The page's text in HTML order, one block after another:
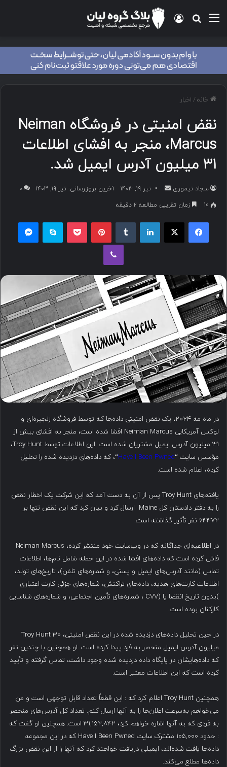
منو جستجو برای
ورود
خانه/ اخبار
نقض امنیتی در فروشگاه Neiman
Marcus، منجر به افشای اطلاعات
۳۱ میلیون آدرس ایمیل شد.
سجاد تیموری
ا
ا
م
تیر ۱۹, ۱۴۰۳ آخرین بروزرسانی: تیر ۱۹, ۱۴۰۳
۰
10
زمان تقریبی مطالعه 2 دقیقه
فیسبوک ایکس لینکداین پینتریست پاکت اسکایپ
وایبر
در ماه مه ۲۰۲۴، یک نقض امنیتی داده‌ها که توسط فروشگاه زنجیره‌ای و
لوکس آمریکایی Neiman Marcus افشا شده است، منجر به افشای بیش از
۳۱ میلیون آدرس ایمیل مشتریان شده است. این اطلاعات توسط Troy Hunt،
مؤسس سایت “Have I Been Pwned“، که داده‌های دزدیده شده را تحلیل
کرده، اعلام شده است.
یافته‌های Troy Hunt پس از آن به دست آمد که این شرکت یک اخطار نقض
را به دفتر دادستان کل Maine ارسال کرد و بیان کرد که این نقض تنها بر
۶۴۴۷۲ نفر تأثیر گذاشته است.
در اطلاعیه‌ای جداگانه که در وب‌سایت خود منتشر کرده، Neiman Marcus
فاش کرده است که داده‌های افشا شده در این حمله شامل نام‌ها، اطلاعات
تماس (مانند آدرس‌های ایمیل و پستی، و شماره‌های تلفن)، تاریخ‌های تولد،
اطلاعات کارت‌های هدیه، داده‌های تراکنش، شماره‌های جزئی کارت اعتباری
)بدون تاریخ انقضا یا (CVV ، شماره‌های تأمین اجتماعی، و شماره‌های شناسایی
کارکنان بوده است.
در حین تحلیل داده‌های دزدیده شده در این نقض امنیتی، Troy Hunt ۳۰
میلیون آدرس ایمیل منحصر به فرد پیدا کرده است. او همچنین با چندین نفر
که داده‌هایشان در پایگاه داده دزدیده شده وجود داشت، تماس گرفته و تأیید
کرده است که این اطلاعات معتبر است.
همچنین Troy Hunt اعلام کرد که : این قطعاً تعداد قابل توجهی است و من
می‌خواهم به‌سرعت اعلان‌ها را به آنها ارسال کنم. تعداد کل آدرس‌های منحصر
به فردی که به آنها اشاره خواهم کرد، ۳۱,۱۵۲,۸۴۲ است. همچنین او گفت که
: حدود ۱۰۵,۰۰۰ مشترک سایت Have I Been Pwned که در این مجموعه
داده‌ها یافت شده‌اند، ایمیلی دریافت خواهند کرد که آنها را از این نقض بزرگ
داده‌ها مطلع می‌کند.